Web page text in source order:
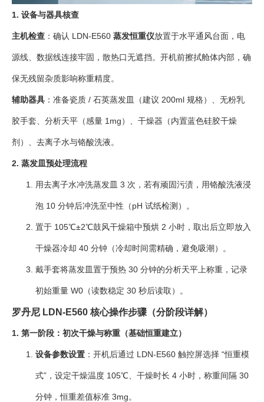
1. 设备与器具核查
主机检查 ：确认 LDN-E560 蒸发恒重仪放置于水平通风台面，电
源线、数据线连接牢固，散热口无遮挡。开机前擦拭舱体内部，确
保无残留杂质影响称重精度。
辅助器具 ：准备瓷质 / 石英蒸发皿（建议 200ml 规格）、无粉乳
胶手套、分析天平（感量 1mg）、干燥器（内置蓝色硅胶干燥
剂）、去离子水与铬酸洗液。
2. 蒸发皿预处理流程
用去离子水冲洗蒸发皿 3 次，若有顽固污渍，用铬酸洗液浸
泡 10 分钟后冲洗至中性（pH 试纸检测）。
置于 105℃±2℃鼓风干燥箱中预烘 2 小时，取出后立即放入
干燥器冷却 40 分钟（冷却时间需精确，避免吸潮）。
戴手套将蒸发皿置于预热 30 分钟的分析天平上称重，记录
初始重量 W0（读数稳定 30 秒后读取）。
罗丹尼 LDN-E560 核心操作步骤（分阶段详解）
1. 第一阶段：初次干燥与称重（基础恒重建立）
设备参数设置 ：开机后通过 LDN-E560 触控屏选择 “恒重模
式”，设定干燥温度 105℃、干燥时长 4 小时，称重间隔 30
分钟，恒重差值标准 3mg。